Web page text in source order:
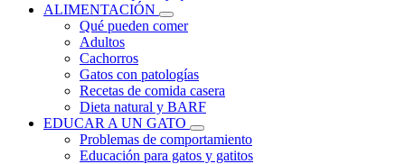
ALIMENTACIÓN
Qué pueden comer
Adultos
Cachorros
Gatos con patologías
Recetas de comida casera
Dieta natural y BARF
EDUCAR A UN GATO
Problemas de comportamiento
Educación para gatos y gatitos